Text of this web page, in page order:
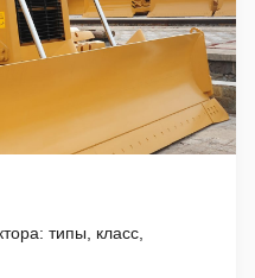
типы, класс,